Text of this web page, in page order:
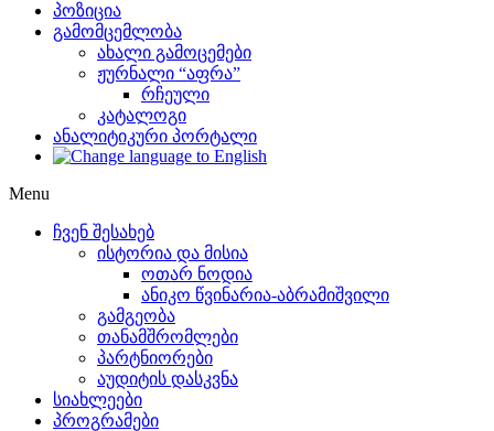
პოზიცია
გამომცემლობა
ახალი გამოცემები
ჟურნალი “აფრა”
რჩეული
კატალოგი
ანალიტიკური პორტალი
Menu
ჩვენ შესახებ
ისტორია და მისია
ოთარ ნოდია
ანიკო წვინარია-აბრამიშვილი
გამგეობა
თანამშრომლები
პარტნიორები
აუდიტის დასკვნა
სიახლეები
პროგრამები